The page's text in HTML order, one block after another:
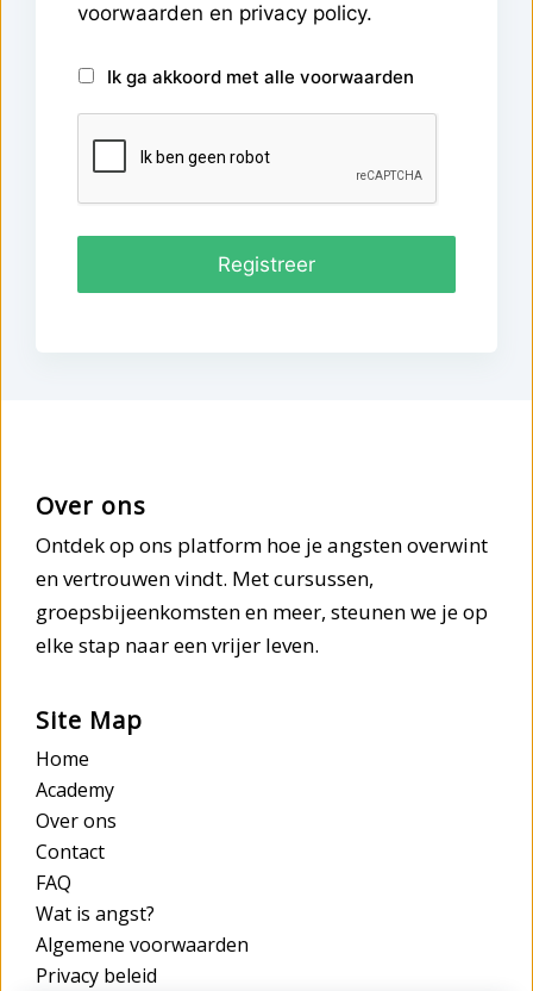
voorwaarden en privacy policy.
Ik ga akkoord met alle voorwaarden
Registreer
Over ons
Ontdek op ons platform hoe je angsten overwint
en vertrouwen vindt. Met cursussen,
groepsbijeenkomsten en meer, steunen we je op
elke stap naar een vrijer leven.
Site Map
Home
Academy
Over ons
Contact
FAQ
Wat is angst?
Algemene voorwaarden
Privacy beleid